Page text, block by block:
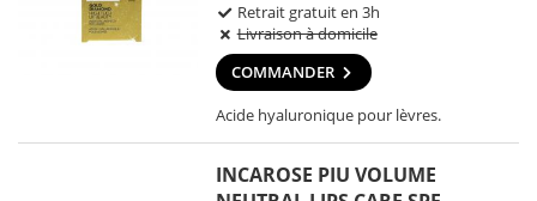
Retrait gratuit en 3h
Livraison à domicile
COMMANDER
Acide hyaluronique pour lèvres.
INCAROSE PIU VOLUME